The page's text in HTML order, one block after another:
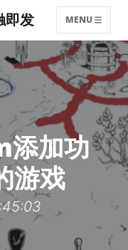
即发 MENU
添加功
游戏